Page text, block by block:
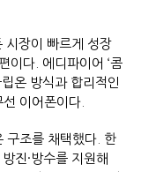
시장이 빠르게 성장
이다. 에디파이어 ‘콤
온 방식과 합리적인
선 이어폰이다.
구조를 채택했다. 한
진·방수를 지원해